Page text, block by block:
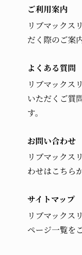
ご利用案内
リブマックス
だく際のご案
よくある質問
リブマックス
いただくご質
す。
お問い合わせ
リブマックス
わせはこちら
サイトマップ
リブマックス
ページ一覧を